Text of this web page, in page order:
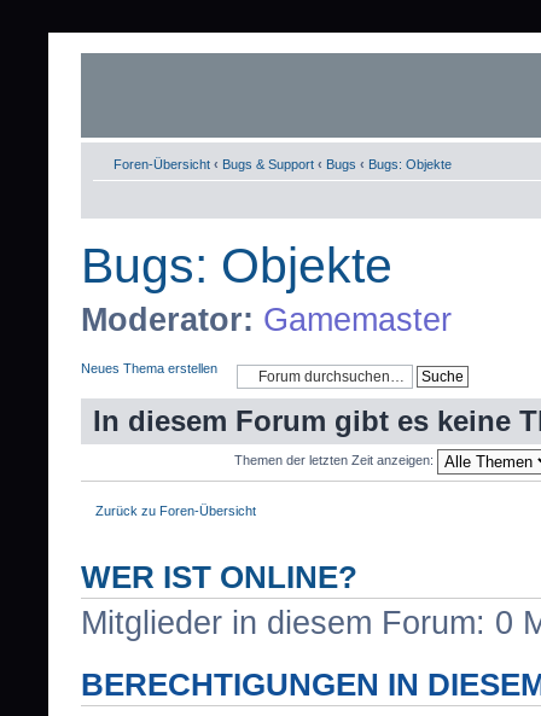
Foren-Übersicht ‹ Bugs & Support ‹ Bugs ‹ Bugs: Objekte
Bugs: Objekte
Moderator: Gamemaster
Neues Thema erstellen
In diesem Forum gibt es keine
Themen der letzten Zeit anzeigen:
Zurück zu Foren-Übersicht
WER IST ONLINE?
Mitglieder in diesem Forum: 0
BERECHTIGUNGEN IN